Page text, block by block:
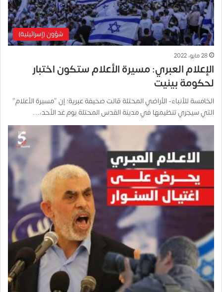
شؤون (إسرائيلية)
28 مايو، 2022
الإعلام العبري: مسيرة الأعلام ستكون اختبار
لحكومة بينيت
الخامسة للأنباء- الأراضي المحتلة قالت صحيفة عبرية؛ إن “مسيرة الأعلام”
التي سيجري تنظيمها في مدينة القدس المحتلة يوم غد الأحد،…